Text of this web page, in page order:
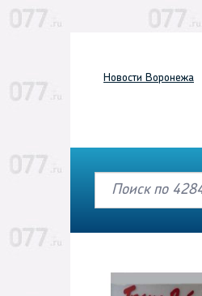
Новости Воронежа